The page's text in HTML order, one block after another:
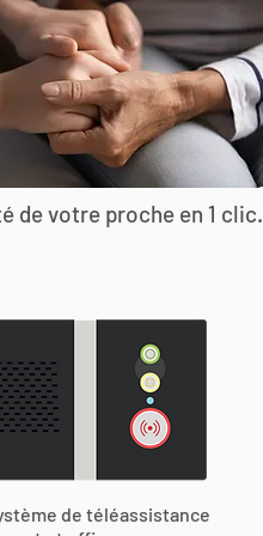
de votre proche en 1 clic.
de téléassistance